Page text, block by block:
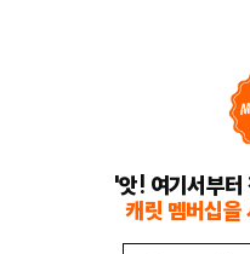
'앗! 여기서부터
캐릿 멤버십을